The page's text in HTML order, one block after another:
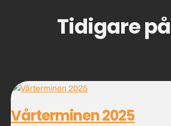
Tidigare på
Vårterminen 2025